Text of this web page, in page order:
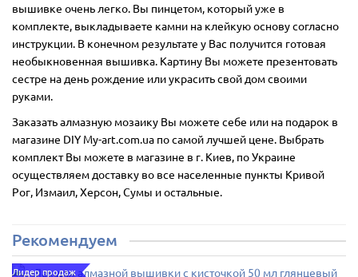
вышивке очень легко. Вы пинцетом, который уже в
комплекте, выкладываете камни на клейкую основу согласно
инструкции. В конечном результате у Вас получится готовая
необыкновенная вышивка. Картину Вы можете презентовать
сестре на день рождение или украсить свой дом своими
руками.
Заказать алмазную мозаику Вы можете себе или на подарок в
магазине DIY My-art.com.ua по самой лучшей цене. Выбрать
комплект Вы можете в магазине в г. Киев, по Украине
осуществляем доставку во все населенные пункты Кривой
Рог, Измаил, Херсон, Сумы и остальные.
Рекомендуем
Лидер продаж